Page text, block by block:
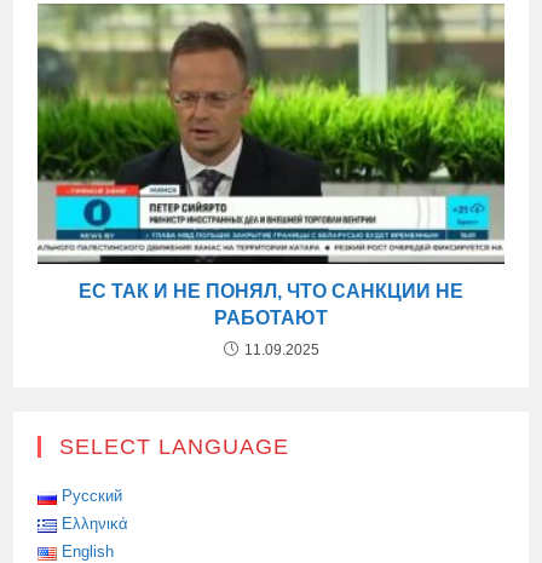
ЕС ТАК И НЕ ПОНЯЛ, ЧТО САНКЦИИ НЕ
РАБОТАЮТ
11.09.2025
SELECT LANGUAGE
Русский
Ελληνικά
English